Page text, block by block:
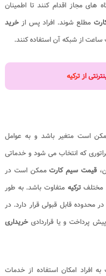
های مجاز اقدام کنند تا اطمینان
مطلع شوند. افراد پس از خرید
ساعت از شبکه آن استفاده کنند.
از ترکیه
است متغیر باشد و به عوامل
که انتخاب می شود و خدماتی
قیمت سیم کارتممکن است در
مختلفترکیه متفاوت باشد. به طور
محدوده قابل قبولی قرار دارد. در
پیش پرداخت و یا قراردادیخریداری
افراد امکان استفاده از خدمات